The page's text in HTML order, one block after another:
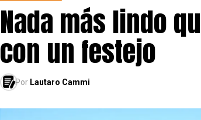
Nada más lindo
con un festejo
Por Lautaro Cammi